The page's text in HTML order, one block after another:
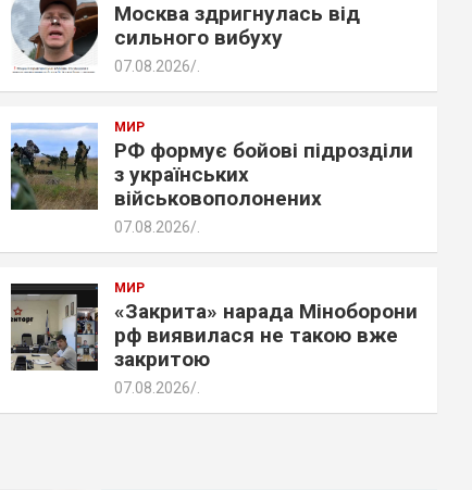
Москва здригнулась від
сильного вибуху
07.08.2026
МИР
РФ формує бойові підрозділи
з українських
військовополонених
07.08.2026
МИР
«Закрита» нарада Міноборони
рф виявилася не такою вже
закритою
07.08.2026